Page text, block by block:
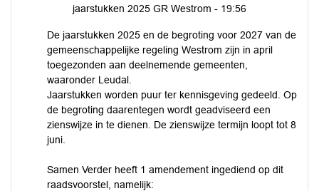
jaarstukken 2025 GR Westrom - 19:56
De jaarstukken 2025 en de begroting voor 2027 van de
gemeenschappelijke regeling Westrom zijn in april
toegezonden aan deelnemende gemeenten,
waaronder Leudal.
Jaarstukken worden puur ter kennisgeving gedeeld. Op
de begroting daarentegen wordt geadviseerd een
zienswijze in te dienen. De zienswijze termijn loopt tot 8
juni.
Samen Verder heeft 1 amendement ingediend op dit
raadsvoorstel, namelijk: